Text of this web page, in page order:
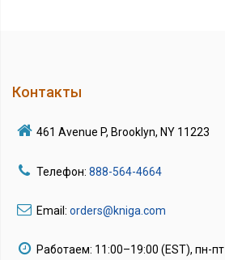
Контакты
461 Avenue P, Brooklyn, NY 11223
Телефон: 888-564-4664
Email: orders@kniga.com
Работаем: 11:00–19:00 (EST), пн-пт